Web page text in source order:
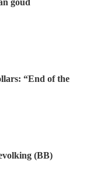
goud
“End of the
(BB)